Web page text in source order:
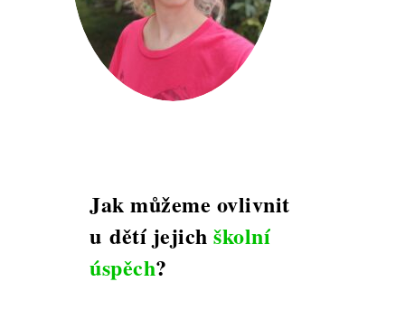
Jak můžeme ovlivnit
u dětí jejich školní
úspěch?